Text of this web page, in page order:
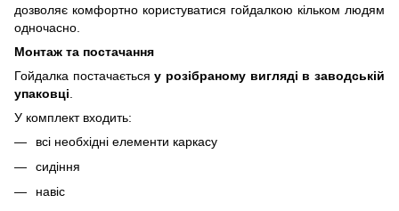
дозволяє комфортно користуватися гойдалкою кільком людям
одночасно.
Монтаж та постачання
Гойдалка постачаєтьсяу розібраному вигляді в заводській
упаковці
У комплект входить:
всі необхідні елементи каркасу
сидіння
навіс